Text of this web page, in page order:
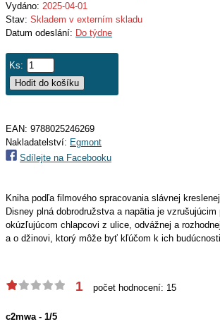
Vydáno: 2025-04-01
Stav: Skladem v externím skladu
Datum odeslání: Do týdne
Ks:
EAN: 9788025246269
Nakladatelství: Egmont
Sdílejte na Facebooku
Kniha podľa filmového spracovania slávnej
Disney plná dobrodružstva a napätia je vzrušujúcim
okúzľujúcom chlapcovi z ulice, odvážnej a
a o džinovi, ktorý môže byť kľúčom k ich
1 počet hodnocení: 15
c2mwa - 1/5